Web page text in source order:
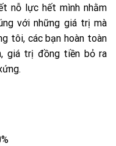
nỗ lực hết mình nhằm
với những giá trị mà
tôi, các bạn hoàn toàn
giá trị đồng tiền bỏ ra